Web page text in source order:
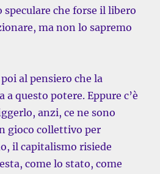
speculare che forse il libero
ma non lo sapremo
al pensiero che la
a questo potere. Eppure c’è
anzi, ce ne sono
gioco collettivo per
il capitalismo risiede
come lo stato, come